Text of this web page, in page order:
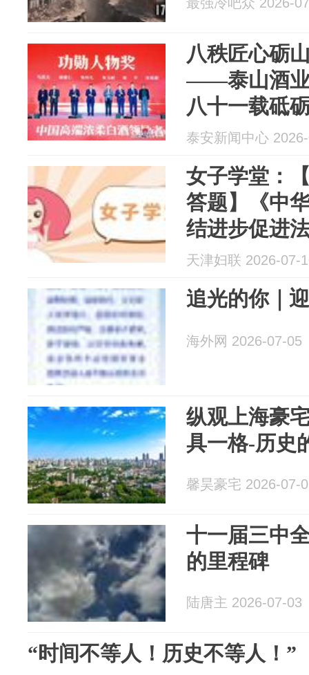
八秩匠心砺
——泰山酒业
八十一载砥
泰安新闻中心
女子学堂：
答题】《中
结进步促进
天津妇联 2026-07-
追光的你｜
海外网 2026-07-05
纵观上海豪
具一格-历史
馨昊豪宅 2026-07-
十一届三中
的里程碑
陆唐主 2026-07-03
“时间不等人！历史不等人！”